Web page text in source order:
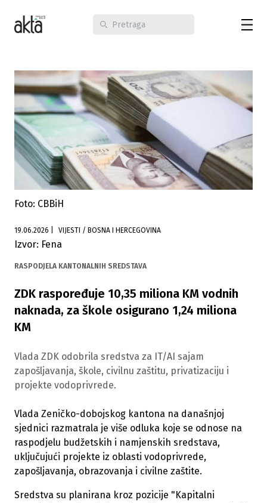
Foto: CBBiH
19.06.2026 VIJESTI / BOSNA I HERCEGOVINA
Izvor: Fena
RASPODJELA KANTONALNIH SREDSTAVA
ZDK raspoređuje 10,35 miliona KM vodnih
naknada, za škole osigurano 1,24 miliona
KM
Vlada ZDK odobrila sredstva za IT/AI sajam
zapošljavanja, škole, civilnu zaštitu, privatizaciju i
projekte vodoprivrede.
Vlada Zeničko-dobojskog kantona na današnjoj
sjednici razmatrala je više odluka koje se odnose na
raspodjelu budžetskih i namjenskih sredstava,
uključujući projekte iz oblasti vodoprivrede,
zapošljavanja, obrazovanja i civilne zaštite.
Sredstva su planirana kroz pozicije "Kapitalni